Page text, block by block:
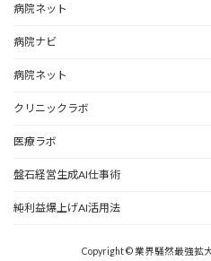
病院ネット
病院ナビ
病院ネット
クリニックラボ
医療ラボ
盤石経営生成AI仕事術
純利益爆上げAI活用法
Copyright © 業界騒然最強拡